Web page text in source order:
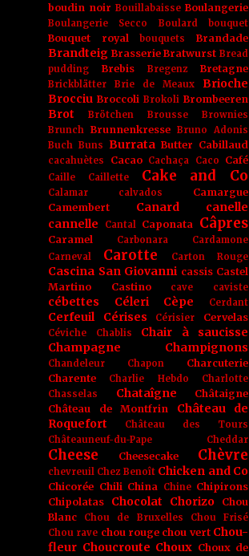
boudin noir Bouillabaisse Boulangerie
Boulangerie Secco Boulard bouquet
Bouquet royal bouquets Brandade
Brandteig Brasserie Bratwurst Bread
pudding
Brebis Bregenz Bretagne
Brickblätter Brie de Meaux
Brioche
Brocciu Broccoli Brokoli Brombeeren
Brot Brötchen Brousse
Brownies
Brunch Brunnenkresse Bruno Adonis
Buch Buns Burrata Butter Cabillaud
cacahuètes Cacao Cachaça Caco Café
Caille Caillette Cake and Co
Calamar calvados
Camargue
Camembert
Canard
canelle
cannelle
Cantal Caponata Câpres
Caramel Carbonara
Cardamone
Carneval
Carotte Carton Rouge
Cascina San Giovanni cassis Castel
Martino
Castino cave caviste
cébettes Céleri Cèpe Cerdant
Cerfeuil Cérises Cérisier Cervelas
Céviche Chablis
Chair à saucisse
Champagne
Champignons
Chandeleur Chapon
Charcuterie
Charente
Charlie Hebdo
Charlotte
Chasselas
Chataîgne
Châtaigne
Château de Montfrin
Château de
Roquefort
Château des Tours
Châteauneuf-du-Pape
Cheddar
Cheese Cheesecake Chèvre
chevreuil Chez Benoît Chicken and Co
Chicorée Chili China Chine Chipirons
Chipolatas
Chocolat Chorizo
Chou
Blanc
Chou de Bruxelles
Chou Frisé
Chou rave chou rouge chou vert Chou-
fleur Choucroute Choux Choux de